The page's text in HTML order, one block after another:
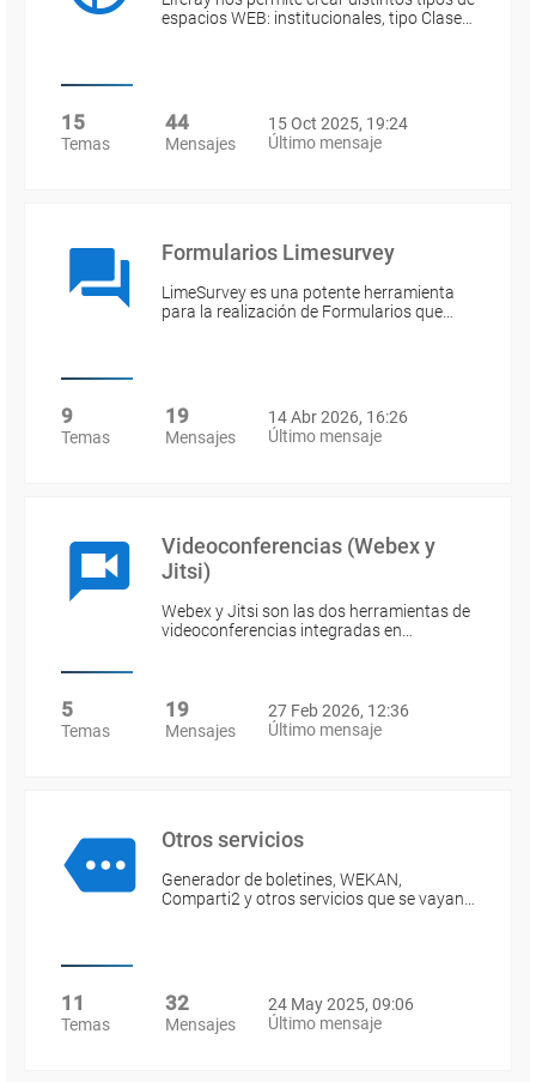
espacios WEB: institucionales, tipo Clase…
15
Temas
44
Mensajes
15 Oct 2025, 19:24
Último mensaje
Formularios Limesurvey
LimeSurvey es una potente herramienta
para la realización de Formularios que…
9
Temas
19
Mensajes
14 Abr 2026, 16:26
Último mensaje
Videoconferencias (Webex y
Jitsi)
Webex y Jitsi son las dos herramientas de
videoconferencias integradas en…
5
Temas
19
Mensajes
27 Feb 2026, 12:36
Último mensaje
Otros servicios
Generador de boletines, WEKAN,
Comparti2 y otros servicios que se vayan…
11
Temas
32
Mensajes
24 May 2025, 09:06
Último mensaje